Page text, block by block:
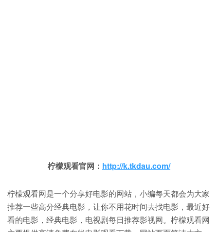
柠檬观看官网： http://k.tkdau.com/
柠檬观看网是一个分享好电影的网站，小编每天都会为大家
推荐一些高分经典电影，让你不用花时间去找电影，最近好
看的电影，经典电影，电视剧每日推荐影视网。柠檬观看网